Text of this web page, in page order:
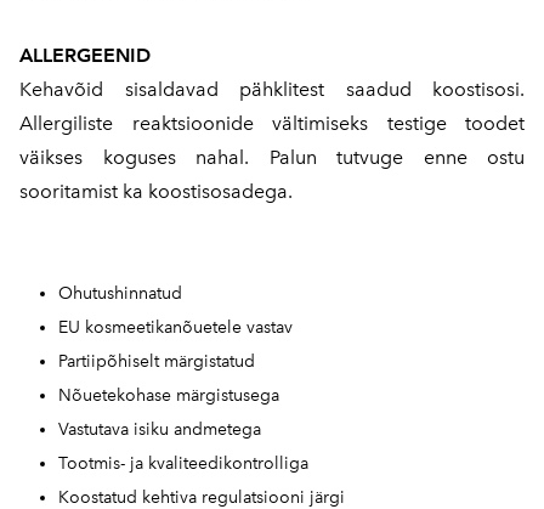
ALLERGEENID
Kehavõid sisaldavad pähklitest saadud koostisosi.
Allergiliste reaktsioonide vältimiseks testige toodet
väikses koguses nahal. Palun tutvuge enne ostu
sooritamist ka koostisosadega.
Ohutushinnatud
EU kosmeetikanõuetele vastav
Partiipõhiselt märgistatud
Nõuetekohase märgistusega
Vastutava isiku andmetega
Tootmis- ja kvaliteedikontrolliga
Koostatud kehtiva regulatsiooni järgi